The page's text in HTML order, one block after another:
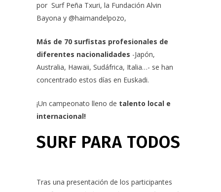
por Surf Peña Txuri, la Fundación Alvin
Bayona y @haimandelpozo,
Más de 70 surfistas profesionales de
diferentes nacionalidades -Japón,
Australia, Hawaii, Sudáfrica, Italia…- se han
concentrado estos días en Euskadi.
¡Un campeonato lleno de talento local e
internacional!
SURF PARA TODOS
Tras una presentación de los participantes